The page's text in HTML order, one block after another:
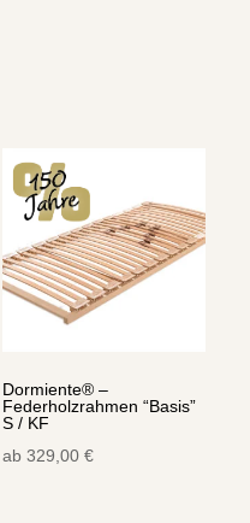
Dormiente® –
Federholzrahmen “Basis”
S / KF
ab 329,00 €